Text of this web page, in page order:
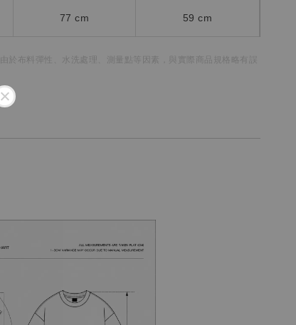
77 cm 59 cm
由於布料彈性、水洗處理、測量點等因素，
與實際商品規格略有誤